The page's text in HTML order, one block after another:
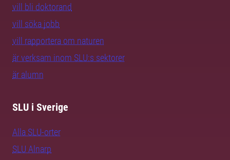
vill bli doktorand
vill söka jobb
vill rapportera om naturen
är verksam inom SLU:s sektorer
är alumn
SLU i Sverige
Alla SLU-orter
SLU Alnarp